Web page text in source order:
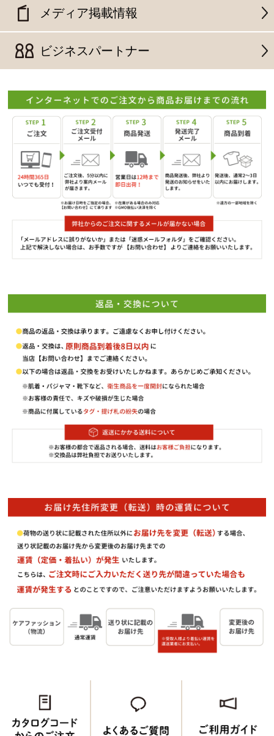
メディア掲載情報
ビジネスパートナー